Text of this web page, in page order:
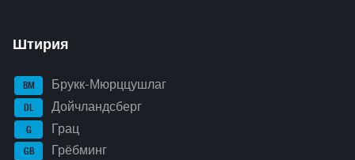
Штирия
BM Брукк-Мюрццушлаг
DL Дойчландсберг
G Грац
GB Грёбминг